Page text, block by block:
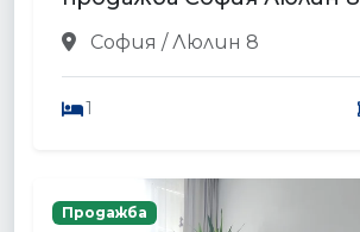
София / Люлин 8
1
Продажба